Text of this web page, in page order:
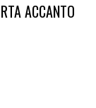
ACCANTO